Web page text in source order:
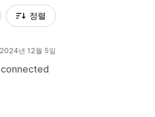
정렬
2024년 12월 5일